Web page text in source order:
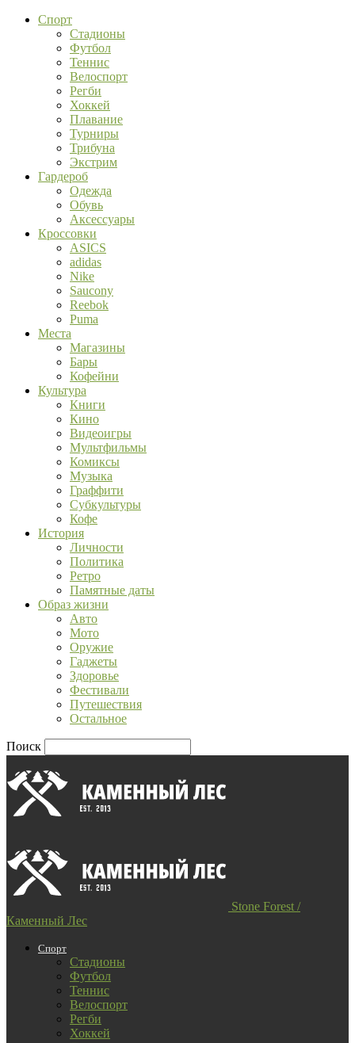
Спорт
Стадионы
Футбол
Теннис
Велоспорт
Регби
Хоккей
Плавание
Турниры
Трибуна
Экстрим
Гардероб
Одежда
Обувь
Аксессуары
Кроссовки
ASICS
adidas
Nike
Saucony
Reebok
Puma
Места
Магазины
Бары
Кофейни
Культура
Книги
Кино
Видеоигры
Мультфильмы
Комиксы
Музыка
Граффити
Субкультуры
Кофе
История
Личности
Политика
Ретро
Памятные даты
Образ жизни
Авто
Мото
Оружие
Гаджеты
Здоровье
Фестивали
Путешествия
Остальное
Поиск
Stone Forest /
Каменный Лес
Спорт
Стадионы
Футбол
Теннис
Велоспорт
Регби
Хоккей